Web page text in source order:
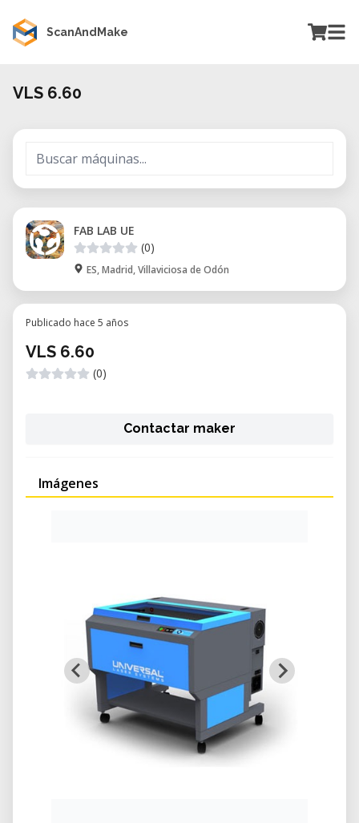
ScanAndMake
VLS 6.60
FAB LAB UE
(0)
ES, Madrid, Villaviciosa de Odón
Publicado hace 5 años
VLS 6.60
(0)
Contactar maker
Imágenes